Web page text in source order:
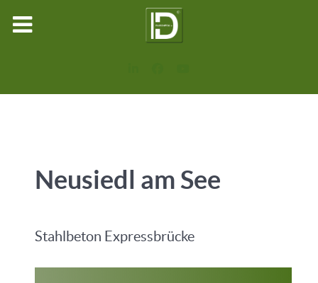
Neusiedl am See
Stahlbeton Expressbrücke